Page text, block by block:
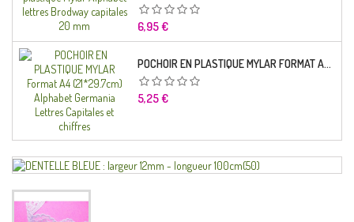
Prix
6,95 €
POCHOIR EN PLASTIQUE MYLAR FORMAT A4 (21*29.7CM) ALPHABET GERMANICA LETTRES CAPITALES ET CHIFFRES
Prix
5,25 €